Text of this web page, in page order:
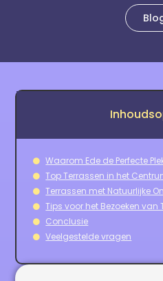
Waarom Ede de Perfecte
Top Terrassen in het
Terrassen met Natuurlijke
Tips voor het Bezoeken van
Conclusie
Veelgestelde vragen